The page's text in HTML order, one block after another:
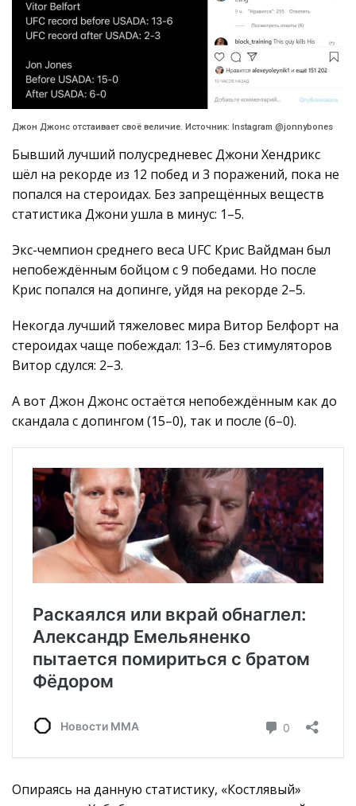
Джон Джонс отстаивает своё величие. Источник: Instagram @jonnybones
Бывший лучший полусредневес Джони Хендрикс
шёл на рекорде из 12 побед и 3 поражений, пока не
попался на стероидах. Без запрещённых веществ
статистика Джони ушла в минус: 1–5.
Экс-чемпион среднего веса UFC Крис Вайдман был
непобеждённым бойцом с 9 победами. Но после
Крис попался на допинге, уйдя на рекорде 2–5.
Некогда лучший тяжеловес мира Витор Белфорт на
стероидах чаще побеждал: 13–6. Без стимуляторов
Витор сдулся: 2–3.
А вот Джон Джонс остаётся непобеждённым как до
скандала с допингом (15–0), так и после (6–0).
Опираясь на данную статистику, «Костлявый»